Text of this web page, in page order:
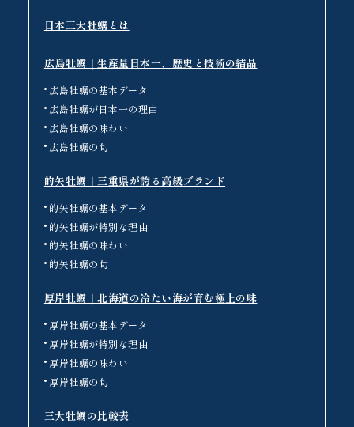
日本三大牡蠣とは
広島牡蠣｜生産量日本一、歴史と技術の結晶
広島牡蠣の基本データ
広島牡蠣が日本一の理由
広島牡蠣の味わい
広島牡蠣の旬
的矢牡蠣｜三重県が誇る高級ブランド
的矢牡蠣の基本データ
的矢牡蠣が特別な理由
的矢牡蠣の味わい
的矢牡蠣の旬
厚岸牡蠣｜北海道の冷たい海が育む極上の味
厚岸牡蠣の基本データ
厚岸牡蠣が特別な理由
厚岸牡蠣の味わい
厚岸牡蠣の旬
三大牡蠣の比較表